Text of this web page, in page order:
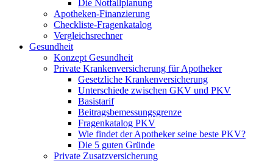
Die Notfallplanung
Apotheken-Finanzierung
Checkliste-Fragenkatalog
Vergleichsrechner
Gesundheit
Konzept Gesundheit
Private Krankenversicherung für Apotheker
Gesetzliche Krankenversicherung
Unterschiede zwischen GKV und PKV
Basistarif
Beitragsbemessungsgrenze
Fragenkatalog PKV
Wie findet der Apotheker seine beste PKV?
Die 5 guten Gründe
Private Zusatzversicherung